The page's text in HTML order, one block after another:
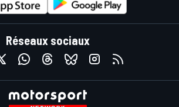
Réseaux sociaux